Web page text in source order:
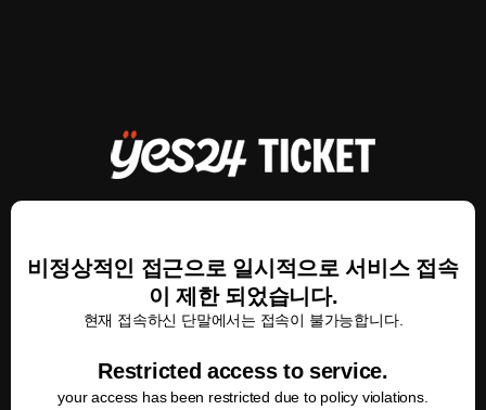
비정상적인 접근으로 일시적으로 서비스 접속
이 제한 되었습니다.
현재 접속하신 단말에서는 접속이 불가능합니다.
Restricted access to service.
your access has been restricted due to policy violations.